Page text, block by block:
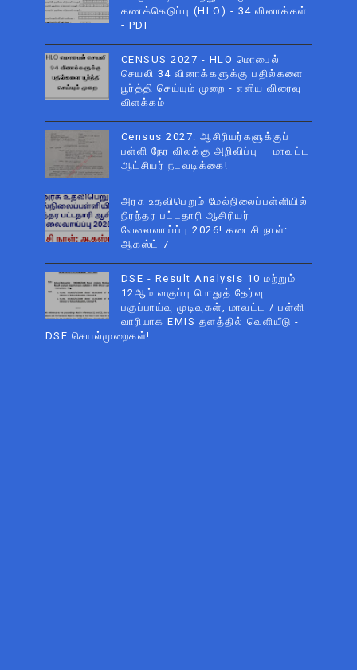
கணக்கெடுப்பு (HLO) - 34 வினாக்கள்
- PDF
CENSUS 2027 - HLO மொபைல்
செயலி 34 வினாக்களுக்கு பதில்களை
பூர்த்தி செய்யும் முறை - எளிய விரைவு
விளக்கம்
Census 2027: ஆசிரியர்களுக்குப்
பள்ளி நேர விலக்கு அறிவிப்பு – மாவட்ட
ஆட்சியர் நடவடிக்கை!
அரசு உதவிபெறும் மேல்நிலைப்பள்ளியில்
நிரந்தர பட்டதாரி ஆசிரியர்
வேலைவாய்ப்பு 2026! கடைசி நாள்:
ஆகஸ்ட் 7
DSE - Result Analysis 10 மற்றும்
12ஆம் வகுப்பு பொதுத் தேர்வு
பகுப்பாய்வு முடிவுகள், மாவட்ட / பள்ளி
வாரியாக EMIS தளத்தில் வெளியீடு -
DSE செயல்முறைகள்!